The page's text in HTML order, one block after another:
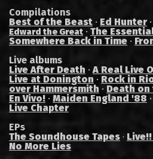
Compilations
Best of the Beast · Ed Hunter ·
Edward the Great · The
Somewhere Back in Time ·
Live albums
Live After Death ·A Real Live
Live at Donington · Rock in
over Hammersmith · Death on
En Vivo! · Maiden England '88 ·
Live Chapter
EPs
The Soundhouse Tapes ·
No More Lies